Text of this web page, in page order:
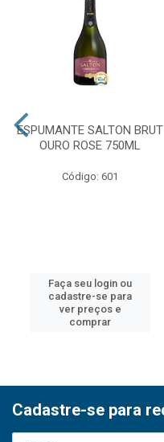
ESPUMANTE SALTON BRUT
OURO ROSE 750ML
Código: 601
Faça seu login ou
cadastre-se para
ver preços e
comprar
Cadastre-se para